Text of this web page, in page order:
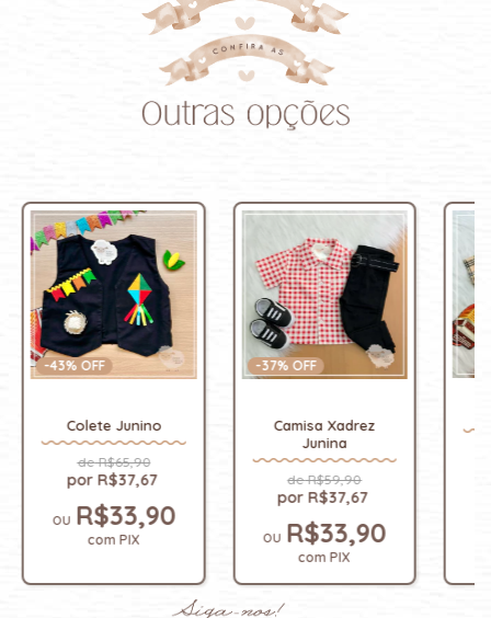
-43% OFF
Colete Junino
R$65,90
R$37,67
R$33,90
com PIX
-37% OFF
Camisa Xadrez
Junina
R$59,90
R$37,67
R$33,90
com PIX